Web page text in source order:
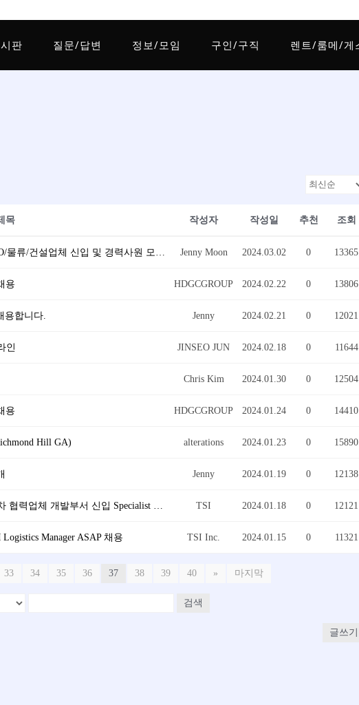
판 질문/답변 정보/모임 구인/구직 렌트/룸메/게
목 작성자 작성일 추천 조회
[채용] 자동차/반도체/베터리/가전/BIO/물류/건설업체 신입 및 경력사원 모집 Jenny Moon 2024.03.02 0 13365
용 HDGCGROUP 2024.02.22 0 13806
용합니다. Jenny 2024.02.21 0 12021
인 JINSEO JUN 2024.02.18 0 11644
Chris Kim 2024.01.30 0 12504
용 HDGCGROUP 2024.01.24 0 14410
Hill GA) alterations 2024.01.23 0 15890
Jenny 2024.01.19 0 12138
[TSI][알라바마 및 사반나지역]현기1차 협력업체 개발부서 신입 Specialist 채용 TSI 2024.01.18 0 12121
Manager ASAP 채용 TSI Inc. 2024.01.15 0 11321
33 34 35 36 37 38 39 40 » 마지막
검색
글쓰기